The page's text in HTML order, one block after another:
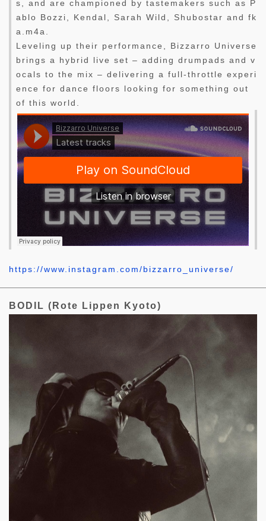
s, and are championed by tastemakers such as P
ablo Bozzi, Kendal, Sarah Wild, Shubostar and fk
a.m4a.
Leveling up their performance, Bizzarro Universe
brings a hybrid live set – adding drumpads and v
ocals to the mix – delivering a full-throttle experi
ence for dance floors looking for something out
of this world.
https://www.instagram.com/bizzarro_universe/
BODIL (Rote Lippen Kyoto)